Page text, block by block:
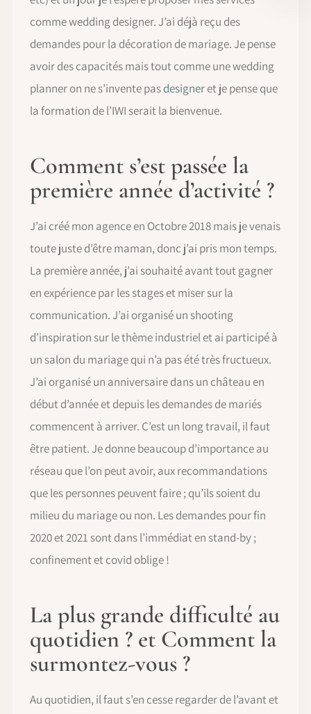
comme wedding designer. J’ai déjà reçu des
demandes pour la décoration de mariage. Je pense
avoir des capacités mais tout comme une wedding
planner on ne s’invente pasdesigneret je pense que
la formation de l’IWI serait la bienvenue.
Comment s’est passée la
première année d’activité ?
J’ai créé mon agence en Octobre 2018 mais je venais
toute juste d’être maman, donc j’ai pris mon temps.
La première année, j’ai souhaité avant tout gagner
en expérience par les stages et miser sur la
communication. J’ai organisé un shooting
d’inspiration sur le thème industriel et ai participé à
un salon du mariage qui n’a pas été très fructueux.
J’ai organisé un anniversaire dans un château en
début d’année et depuis les demandes de mariés
commencent à arriver. C’est un long travail, il faut
être patient. Je donne beaucoup d’importance au
réseau que l’on peut avoir, aux recommandations
que les personnes peuvent faire ; qu’ils soient du
milieu du mariage ou non. Les demandes pour fin
2020 et 2021 sont dans l’immédiat en stand-by ;
confinement et covid oblige !
La plus grande difficulté au
quotidien ? et Comment la
surmontez-vous ?
Au quotidien, il faut s’en cesse regarder de l’avant et